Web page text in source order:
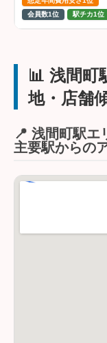
会員数1位
駅チカ1位
📊 浅間町
地・店舗
📍 浅間町駅エ
主要駅からの